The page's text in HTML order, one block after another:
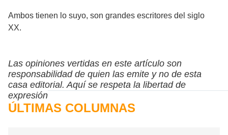
Ambos tienen lo suyo, son grandes escritores del siglo
XX.
Las opiniones vertidas en este artículo son
responsabilidad de quien las emite y no de esta
casa editorial. Aquí se respeta la libertad de
expresión
ÚLTIMAS COLUMNAS